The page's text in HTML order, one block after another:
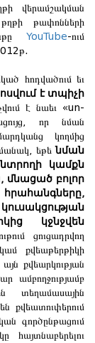
վերամշակման
թափոնների
YouTube-ում
հոդվածում եւ
է տպիչի
է նաեւ «un-
որ նման
կողմից
եթենման
կամքն
բոլոր
կջնջվեն
ցուցադրվող
քվեաթերթիկի
քվեարկության
ամբողջությամբ
տեղամասային
քվեատուփերում
գործընթացում
հայտնաբերելու